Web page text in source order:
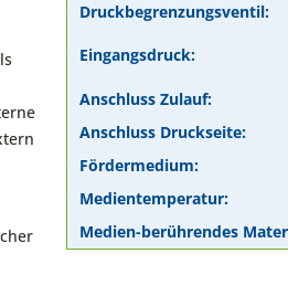
Druckbegrenzungsventil:
Eingangsdruck:
Anschluss Zulauf:
Anschluss Druckseite:
Fördermedium:
Medientemperatur:
Medien-berührendes